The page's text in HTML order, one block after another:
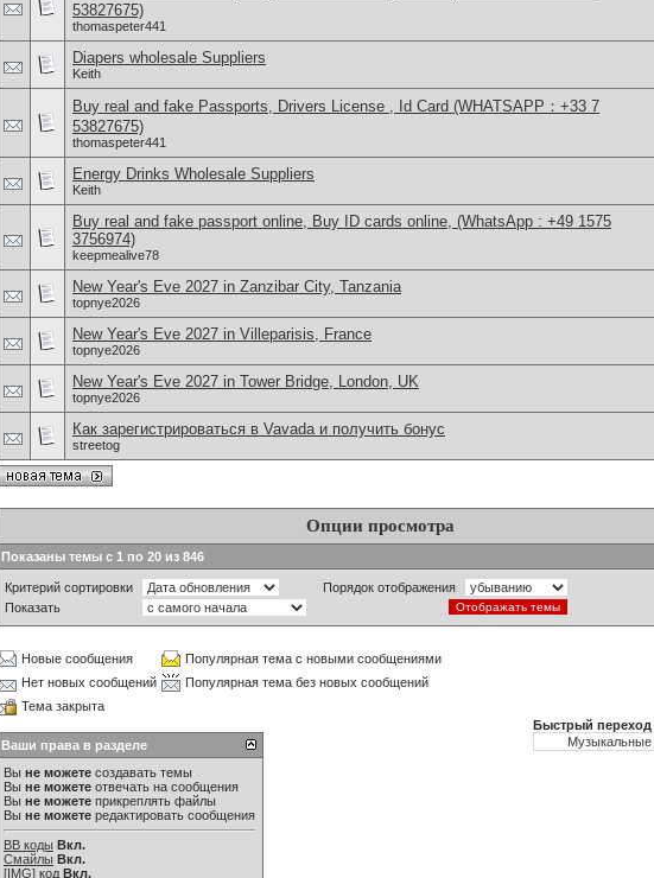
53827675)
thomaspeter441
Diapers wholesale Suppliers
Keith
Buy real and fake Passports, Drivers License , Id Card (WHATSAPP：+33 7
53827675)
thomaspeter441
Energy Drinks Wholesale Suppliers
Keith
Buy real and fake passport online, Buy ID cards online, (WhatsApp : +49 1575
3756974)
keepmealive78
New Year's Eve 2027 in Zanzibar City, Tanzania
topnye2026
New Year's Eve 2027 in Villeparisis, France
topnye2026
New Year's Eve 2027 in Tower Bridge, London, UK
topnye2026
Как зарегистрироваться в Vavada и получить бонус
streetog
Опции просмотра
Показаны темы с 1 по 20 из 846
Критерий сортировки
Порядок отображения
Показать
Новые сообщения
Популярная тема с новыми сообщениями
Нет новых сообщений
Популярная тема без новых сообщений
Тема закрыта
Ваши права в разделе
Вы не можете создавать темы
Вы не можете отвечать на сообщения
Вы не можете прикреплять файлы
Вы не можете редактировать сообщения
BB коды Вкл.
Смайлы Вкл.
[IMG] код Вкл.
Быстрый переход